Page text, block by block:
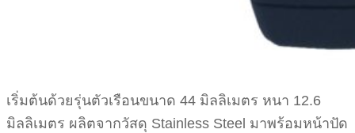
เริ่มต้นด้วยรุ่นตัวเรือนขนาด 44 มิลลิเมตร หนา 12.6
มิลลิเมตร ผลิตจากวัสดุ Stainless Steel มาพร้อมหน้าปัด